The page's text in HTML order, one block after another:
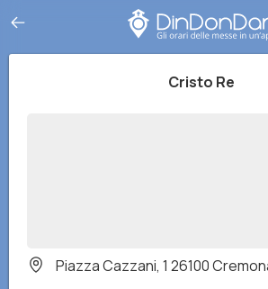
Cristo Re
Piazza Cazzani, 1 26100